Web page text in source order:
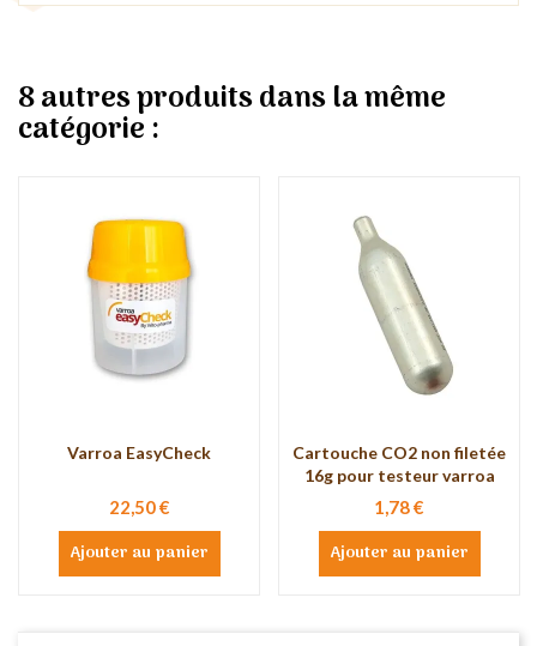
8 autres produits dans la même
catégorie :
Varroa EasyCheck
22,50 €
Ajouter au panier
Cartouche CO2 non filetée
16g pour testeur varroa
1,78 €
Ajouter au panier